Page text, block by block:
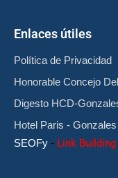
Enlaces útiles
Política de Privacidad
Honorable Concejo
Digesto HCD-
Hotel Paris -
SEOFy - Link